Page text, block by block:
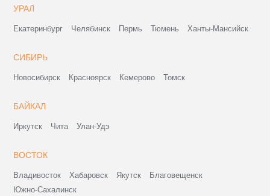
УРАЛ
Екатеринбург Челябинск Пермь Тюмень Ханты-Мансийск
СИБИРЬ
Новосибирск Красноярск Кемерово Томск
БАЙКАЛ
Иркутск Чита Улан-Удэ
ВОСТОК
Владивосток Хабаровск Якутск
Благовещенск
Южно-Сахалинск